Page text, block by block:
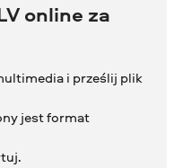
online za
i prześlij plik
jest format